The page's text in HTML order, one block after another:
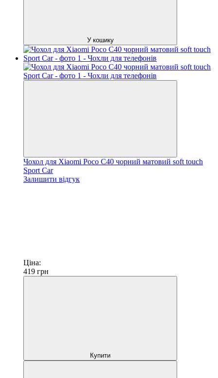
У кошику
Чохол для Xiaomi Poco C40 чорний матовий soft touch
Sport Car
Залишити відгук
Ціна:
419 грн
Купити